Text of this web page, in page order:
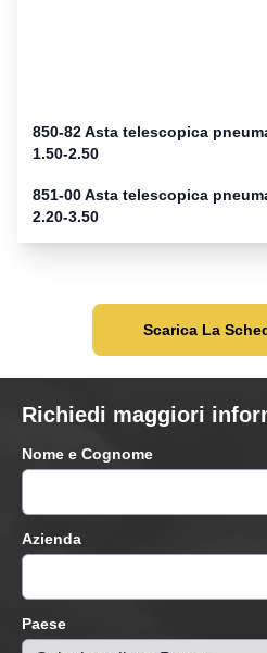
850-82 Asta telescopica
1.50-2.50
851-00 Asta telescopica
2.20-3.50
Scarica La
Richiedi maggiori
Nome e Cognome
Azienda
Paese